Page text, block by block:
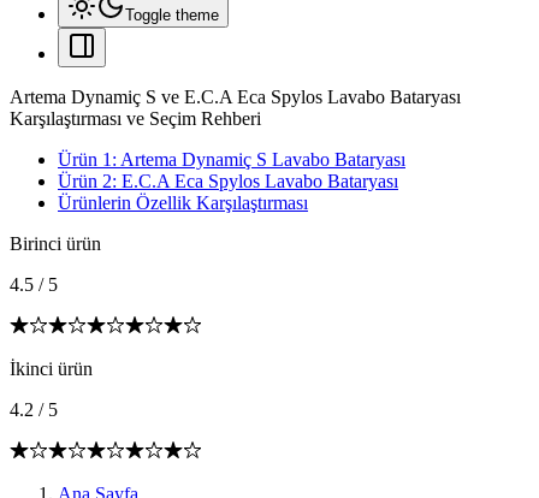
Toggle theme
Artema Dynamiç S ve E.C.A Eca Spylos Lavabo Bataryası
Karşılaştırması ve Seçim Rehberi
Ürün 1: Artema Dynamiç S Lavabo Bataryası
Ürün 2: E.C.A Eca Spylos Lavabo Bataryası
Ürünlerin Özellik Karşılaştırması
Birinci ürün
4.5 / 5
İkinci ürün
4.2 / 5
Ana Sayfa